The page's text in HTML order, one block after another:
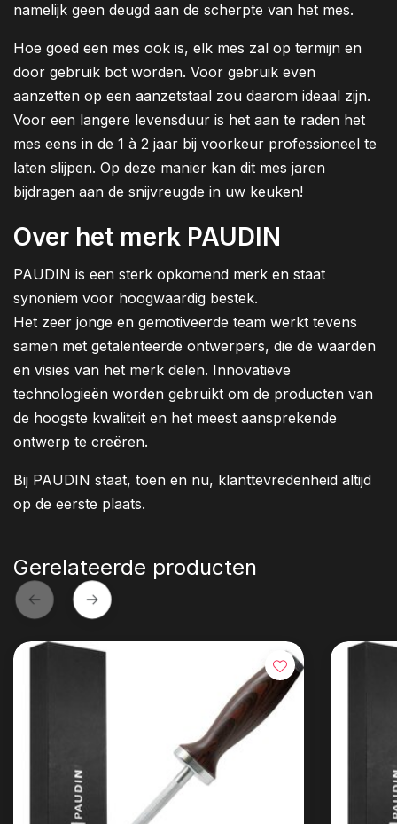
namelijk geen deugd aan de scherpte van het mes.
Hoe goed een mes ook is, elk mes zal op termijn en
door gebruik bot worden. Voor gebruik even
aanzetten op een aanzetstaal zou daarom ideaal zijn.
Voor een langere levensduur is het aan te raden het
mes eens in de 1 à 2 jaar bij voorkeur professioneel te
laten slijpen. Op deze manier kan dit mes jaren
bijdragen aan de snijvreugde in uw keuken!
Over het merk PAUDIN
PAUDIN is een sterk opkomend merk en staat
synoniem voor hoogwaardig bestek.
Het zeer jonge en gemotiveerde team werkt tevens
samen met getalenteerde ontwerpers, die de waarden
en visies van het merk delen. Innovatieve
technologieën worden gebruikt om de producten van
de hoogste kwaliteit en het meest aansprekende
ontwerp te creëren.
Bij PAUDIN staat, toen en nu, klanttevredenheid altijd
op de eerste plaats.
Gerelateerde producten